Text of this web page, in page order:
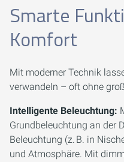
Smarte
Komfort
Mit moderner Technik
verwandeln – oft ohne
Intelligente Beleuchtung:
Grundbeleuchtung an der
Beleuchtung (z. B. in
und Atmosphäre. Mit